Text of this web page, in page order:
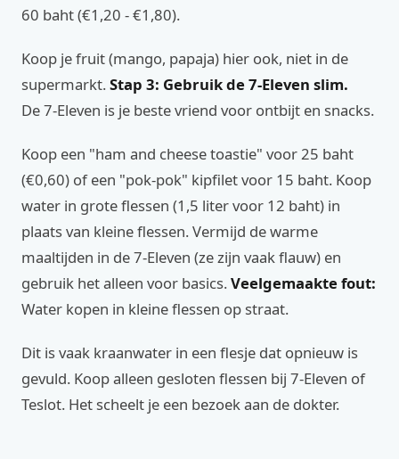
60 baht (€1,20 - €1,80).
Koop je fruit (mango, papaja) hier ook, niet in de
supermarkt.Stap 3: Gebruik de 7-Eleven slim.
De 7-Eleven is je beste vriend voor ontbijt en snacks.
Koop een "ham and cheese toastie" voor 25 baht
(€0,60) of een "pok-pok" kipfilet voor 15 baht. Koop
water in grote flessen (1,5 liter voor 12 baht) in
plaats van kleine flessen. Vermijd de warme
maaltijden in de 7-Eleven (ze zijn vaak flauw) en
gebruik het alleen voor basics.Veelgemaakte fout:
Water kopen in kleine flessen op straat.
Dit is vaak kraanwater in een flesje dat opnieuw is
gevuld. Koop alleen gesloten flessen bij 7-Eleven of
Teslot. Het scheelt je een bezoek aan de dokter.